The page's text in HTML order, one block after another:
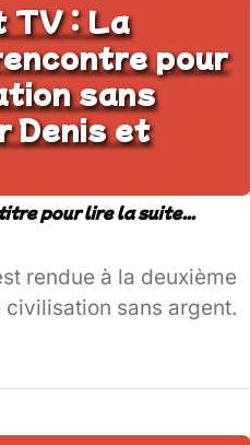
TV : La
pour
sans
Denis et
rendue à la deuxième
sans argent.